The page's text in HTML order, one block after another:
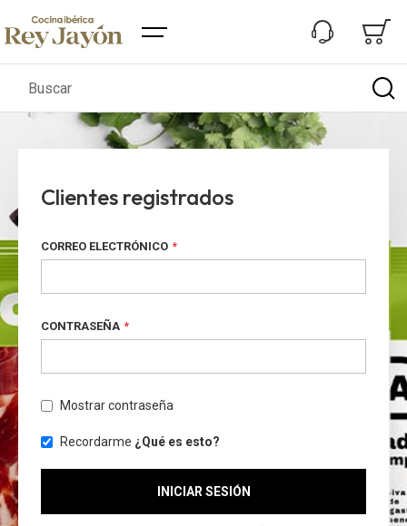
Buscar
Clientes registrados
CORREO ELECTRÓNICO
CONTRASEÑA
Mostrar contraseña
Recordarme ¿Qué es esto?
INICIAR SESIÓN